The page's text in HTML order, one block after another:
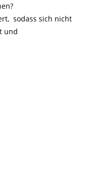
sodass sich nicht
und